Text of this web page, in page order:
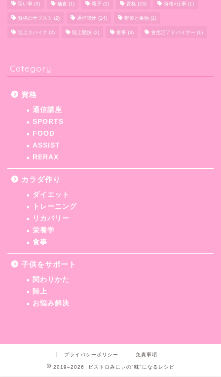
習い事 (3) 補食 (1) 親子 (2) 資格 (23) 資格×仕事 (1)
資格のサブスク (2) 通信講座 (14) 野菜と果物 (1)
陸上スパイク (2) 陸上競技 (2) 食事 (3) 食生活アドバイザー (1)
Category
資格
通信講座
SPORTS
FOOD
ASSIST
RERAX
カラダ作り
ダイエット
トレーニング
リカバリー
栄養学
食事
子供をサポート
関わりかた
陸上
お悩み解決
プライバシーポリシー 免責事項
2019–2026 ビストロみにぃの"味"になるレシピ